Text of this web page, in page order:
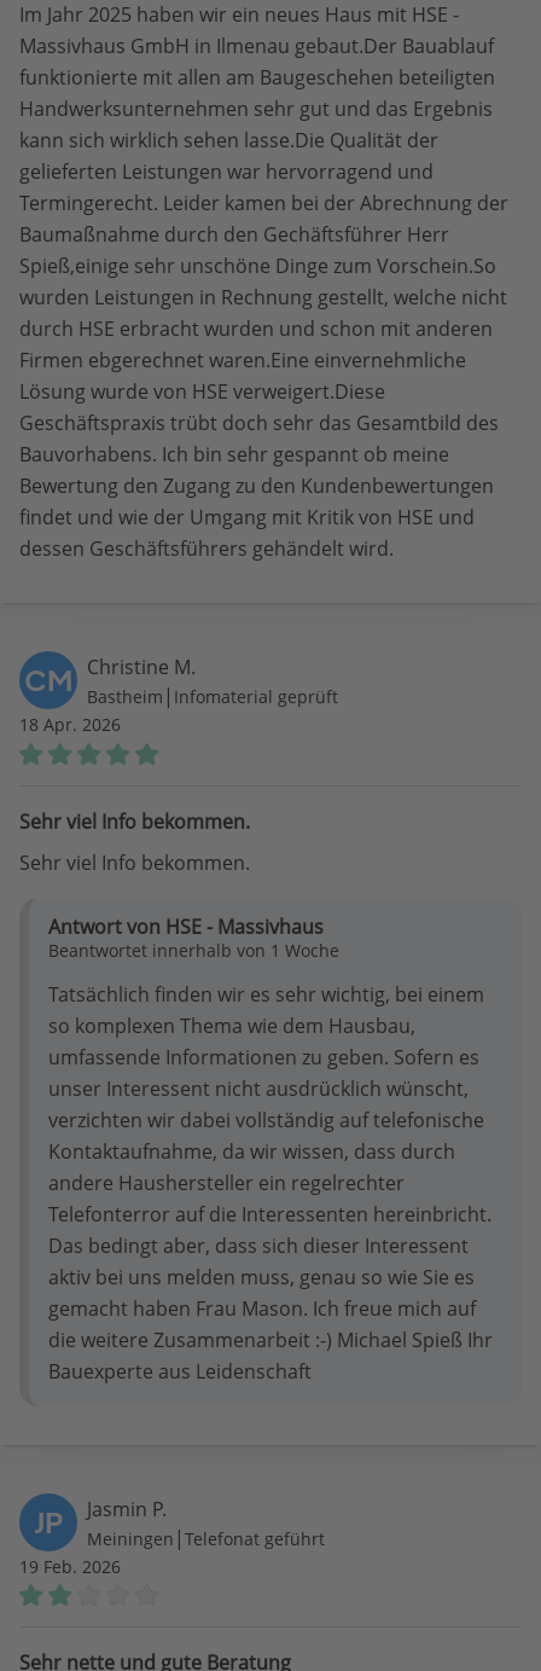
Im Jahr 2025 haben wir ein neues Haus mit HSE -
Massivhaus GmbH in Ilmenau gebaut.Der Bauablauf
funktionierte mit allen am Baugeschehen beteiligten
Handwerksunternehmen sehr gut und das Ergebnis
kann sich wirklich sehen lasse.Die Qualität der
gelieferten Leistungen war hervorragend und
Termingerecht. Leider kamen bei der Abrechnung der
Baumaßnahme durch den Gechäftsführer Herr
Spieß,einige sehr unschöne Dinge zum Vorschein.So
wurden Leistungen in Rechnung gestellt, welche nicht
durch HSE erbracht wurden und schon mit anderen
Firmen ebgerechnet waren.Eine einvernehmliche
Lösung wurde von HSE verweigert.Diese
Geschäftspraxis trübt doch sehr das Gesamtbild des
Bauvorhabens. Ich bin sehr gespannt ob meine
Bewertung den Zugang zu den Kundenbewertungen
findet und wie der Umgang mit Kritik von HSE und
dessen Geschäftsführers gehändelt wird.
CM Christine M.
Bastheim | Infomaterial geprüft
18 Apr. 2026
Sehr viel Info bekommen.
Sehr viel Info bekommen.
Antwort von HSE - Massivhaus
Beantwortet innerhalb von 1 Woche
Tatsächlich finden wir es sehr wichtig, bei einem
so komplexen Thema wie dem Hausbau,
umfassende Informationen zu geben. Sofern es
unser Interessent nicht ausdrücklich wünscht,
verzichten wir dabei vollständig auf telefonische
Kontaktaufnahme, da wir wissen, dass durch
andere Haushersteller ein regelrechter
Telefonterror auf die Interessenten hereinbricht.
Das bedingt aber, dass sich dieser Interessent
aktiv bei uns melden muss, genau so wie Sie es
gemacht haben Frau Mason. Ich freue mich auf
die weitere Zusammenarbeit :-) Michael Spieß Ihr
Bauexperte aus Leidenschaft
JP Jasmin P.
Meiningen | Telefonat geführt
19 Feb. 2026
Sehr nette und gute Beratung